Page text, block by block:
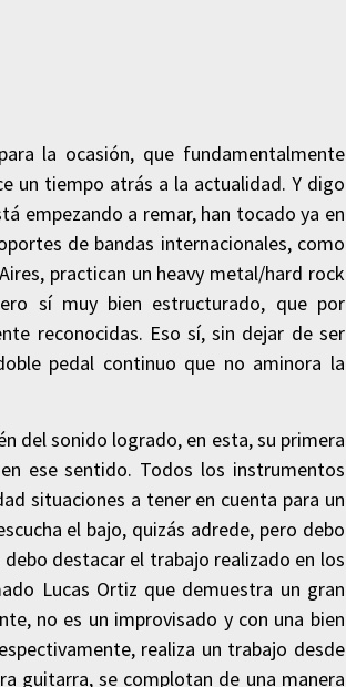
la ocasión, que fundamentalmente
un tiempo atrás a la actualidad. Y digo
empezando a remar, han tocado ya en
de bandas internacionales, como
practican un heavy metal/hard rock
sí muy bien estructurado, que por
reconocidas. Eso sí, sin dejar de ser
pedal continuo que no aminora la
del sonido logrado, en esta, su primera
ese sentido. Todos los instrumentos
situaciones a tener en cuenta para un
el bajo, quizás adrede, pero debo
destacar el trabajo realizado en los
Lucas Ortiz que demuestra un gran
no es un improvisado y con una bien
realiza un trabajo desde
guitarra, se complotan de una manera